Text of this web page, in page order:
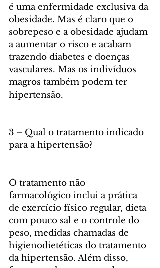
é uma enfermidade exclusiva da
obesidade. Mas é claro que o
sobrepeso e a obesidade ajudam
a aumentar o risco e acabam
trazendo diabetes e doenças
vasculares. Mas os indivíduos
magros também podem ter
hipertensão.
3 – Qual o tratamento indicado
para a hipertensão?
O tratamento não
farmacológico inclui a prática
de exercício físico regular, dieta
com pouco sal e o controle do
peso, medidas chamadas de
higienodietéticas do tratamento
da hipertensão. Além disso,